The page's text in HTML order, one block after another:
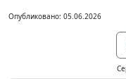
Опубликовано: 05.06.2026